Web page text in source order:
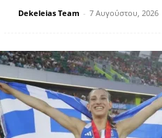
Dekeleias Team - 7 Αυγούστου, 2026